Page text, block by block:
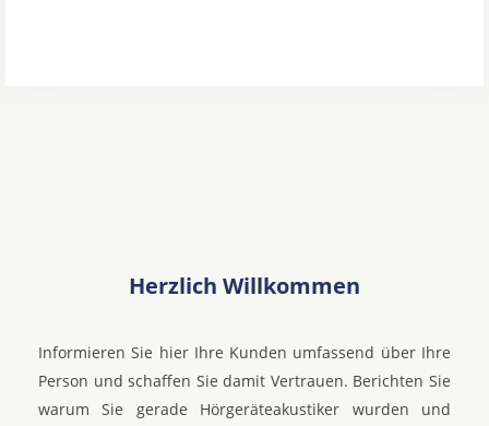
Herzlich Willkommen
Informieren Sie hier Ihre Kunden umfassend über Ihre
Person und schaffen Sie damit Vertrauen. Berichten Sie
warum Sie gerade Hörgeräteakustiker wurden und